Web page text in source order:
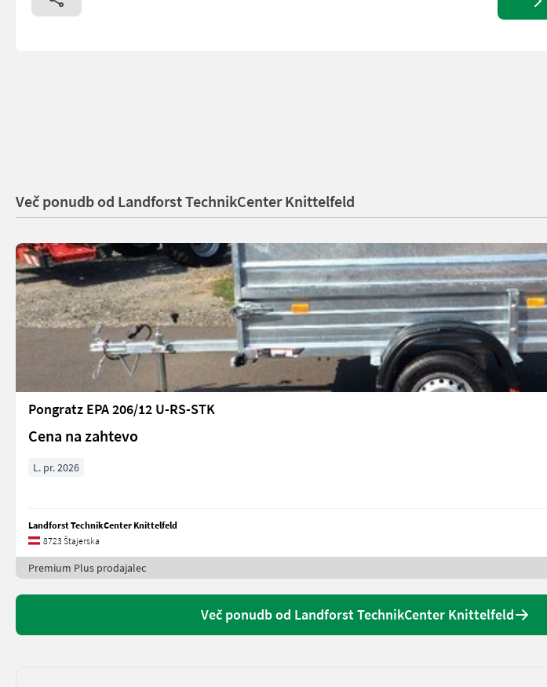
Več ponudb od Landforst TechnikCenter Knittelfeld
Pongratz EPA 206/12 U-RS-STK
Cena na zahtevo
L. pr. 2026
Landforst TechnikCenter Knittelfeld
8723 Štajerska
Premium Plus prodajalec
Več ponudb od Landforst TechnikCenter Knittelfeld